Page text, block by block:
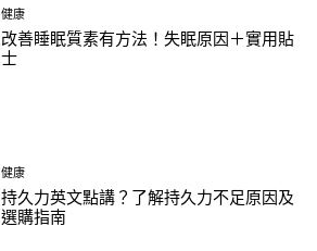
健康
改善睡眠質素有方法！失眠原因＋實用貼
士
健康
持久力英文點講？了解持久力不足原因及
選購指南